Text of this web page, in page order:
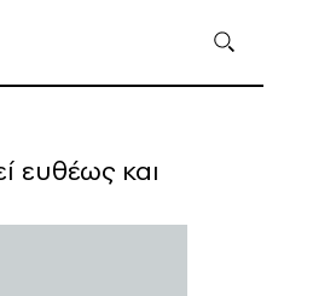
ευθέως και